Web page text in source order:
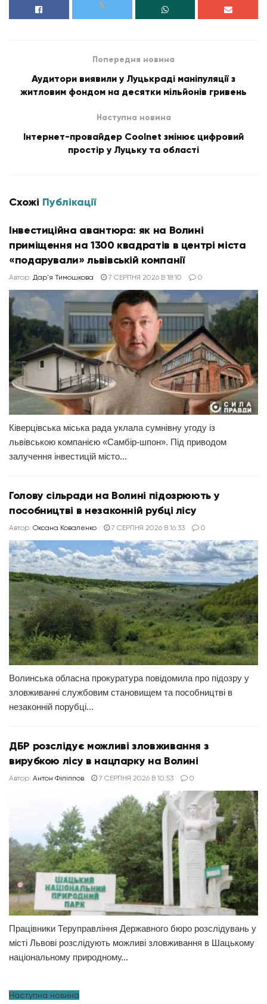
Попередня новина
Аудитори виявили у Луцькраді маніпуляції з
житловим фондом на десятки мільйонів гривень
Наступна новина
Інтернет-провайдер Coolnet змінює цифровий
простір у Луцьку та області
Схожі Публікації
Інвестиційна авантюра: як на Волині
приміщення на 1300 квадратів в центрі міста
«подарували» львівській компанії
Автор: Дар'я Тимошкова 7 СЕРПНЯ 2026 В 18:10 0
Ківерцівська міська рада уклала сумнівну угоду із
львівською компанією «Самбір-шпон». Під приводом
залучення інвестицій місто...
Голову сільради на Волині підозрюють у
пособництві в незаконній рубці лісу
Автор: Оксана Коваленко 7 СЕРПНЯ 2026 В 16:33 0
Волинська обласна прокуратура повідомила про підозру у
зловживанні службовим становищем та пособництві в
незаконній порубці...
ДБР розслідує можливі зловживання з
вирубкою лісу в нацпарку на Волині
Автор: Антон Філіппов 7 СЕРПНЯ 2026 В 10:53 0
Працівники Теруправління Державного бюро розслідувань у
місті Львові розслідують можливі зловживання в Шацькому
національному природному...
Наступна новина